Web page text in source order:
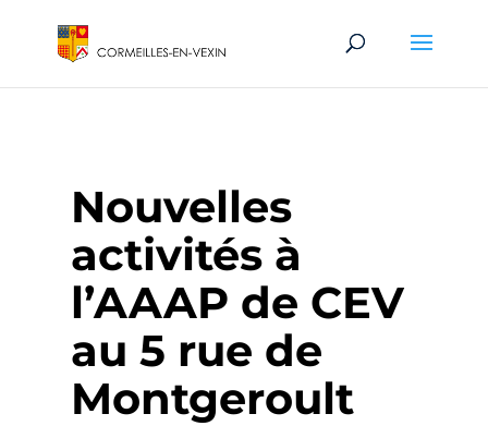
Nouvelles
activités à
l’AAAP de CEV
au 5 rue de
Montgeroult